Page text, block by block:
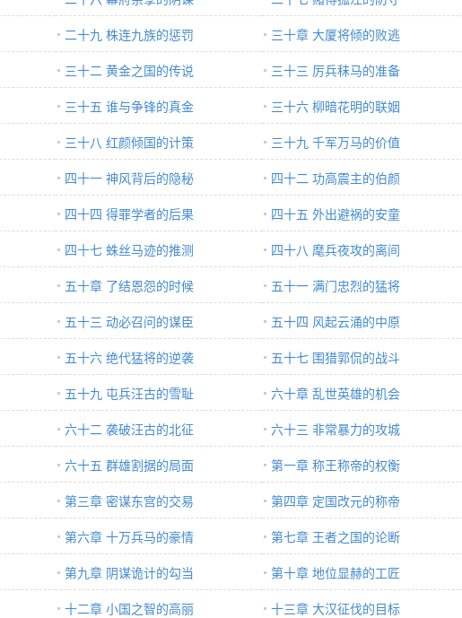
二十九 株连九族的惩罚
三十章 大厦将倾的败逃
三十二 黄金之国的传说
三十三 厉兵秣马的准备
三十五 谁与争锋的真金
三十六 柳暗花明的联姻
三十八 红颜倾国的计策
三十九 千军万马的价值
四十一 神风背后的隐秘
四十二 功高震主的伯颜
四十四 得罪学者的后果
四十五 外出避祸的安童
四十七 蛛丝马迹的推测
四十八 麾兵夜攻的离间
五十章 了结恩怨的时候
五十一 满门忠烈的猛将
五十三 动必召问的谋臣
五十四 风起云涌的中原
五十六 绝代猛将的逆袭
五十七 围猎郭侃的战斗
五十九 屯兵汪古的雪耻
六十章 乱世英雄的机会
六十二 袭破汪古的北征
六十三 非常暴力的攻城
六十五 群雄割据的局面
第一章 称王称帝的权衡
第三章 密谋东宫的交易
第四章 定国改元的称帝
第六章 十万兵马的豪情
第七章 王者之国的论断
第九章 阴谋诡计的勾当
第十章 地位显赫的工匠
十二章 小国之智的高丽
十三章 大汉征伐的目标